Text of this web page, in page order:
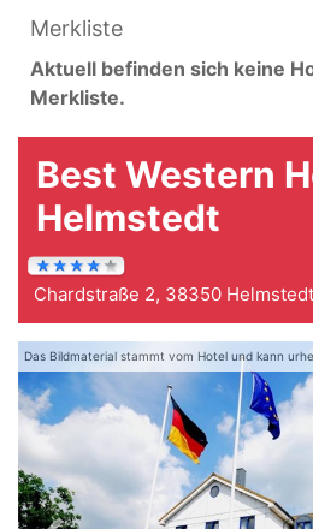
Merkliste
Aktuell befinden sich keine
Merkliste.
Best Western
Helmstedt
Chardstraße 2, 38350
Das Bildmaterial stammt vom Hotel und kann